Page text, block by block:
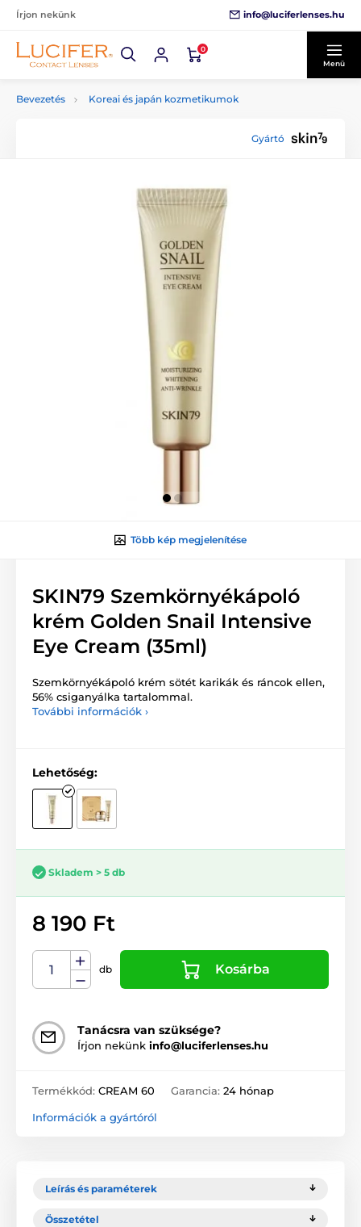
Írjon nekünk info@luciferlenses.hu
0
Menü
Bevezetés Koreai és japán kozmetikumok
Gyártó
Több kép megjelenítése
SKIN79 Szemkörnyékápoló
krém Golden Snail Intensive
Eye Cream (35ml)
Szemkörnyékápoló krém sötét karikák és ráncok ellen,
56% csiganyálka tartalommal.
További információk ›
Lehetőség:
Skladem > 5 db
8 190 Ft
db Kosárba
Tanácsra van szüksége?
Írjon nekünk info@luciferlenses.hu
Termékkód: CREAM 60 Garancia: 24 hónap
Információk a gyártóról
Leírás és paraméterek
Összetétel